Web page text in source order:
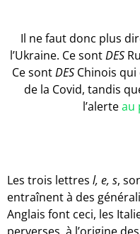
Il ne faut donc plus
l’Ukraine. Ce sontDES
Ce sontDES Chinois
de la Covid, tandis
l’alerteau
Les trois lettres l, e, s,
entraînent à des
Anglais font ceci, les